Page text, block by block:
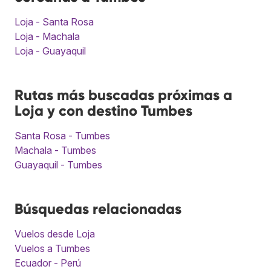
Loja - Santa Rosa
Loja - Machala
Loja - Guayaquil
Rutas más buscadas próximas a
Loja y con destino Tumbes
Santa Rosa - Tumbes
Machala - Tumbes
Guayaquil - Tumbes
Búsquedas relacionadas
Vuelos desde Loja
Vuelos a Tumbes
Ecuador - Perú